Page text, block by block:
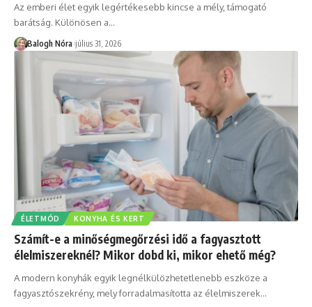
Az emberi élet egyik legértékesebb kincse a mély, támogató
barátság. Különösen a…
Balogh Nóra július 31, 2026
ÉLETMÓD KONYHA ÉS KERT
Számít-e a minőségmegőrzési idő a fagyasztott
élelmiszereknél? Mikor dobd ki, mikor ehető még?
A modern konyhák egyik legnélkülözhetetlenebb eszköze a
fagyasztószekrény, mely forradalmasította az élelmiszerek…